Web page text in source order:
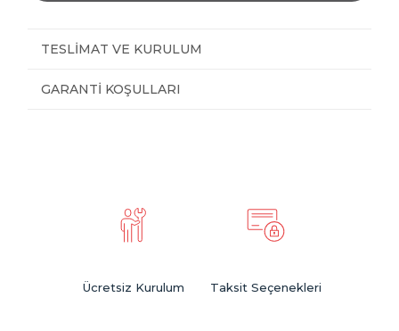
TESLIMAT VE KURULUM
GARANTI KOŞULLARI
Ücretsiz Kurulum Taksit Seçenekleri